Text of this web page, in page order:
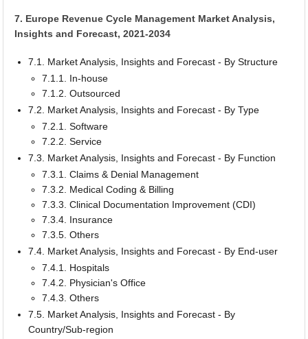
7. Europe Revenue Cycle Management Market Analysis,
Insights and Forecast, 2021-2034
7.1. Market Analysis, Insights and Forecast - By Structure
7.1.1. In-house
7.1.2. Outsourced
7.2. Market Analysis, Insights and Forecast - By Type
7.2.1. Software
7.2.2. Service
7.3. Market Analysis, Insights and Forecast - By Function
7.3.1. Claims & Denial Management
7.3.2. Medical Coding & Billing
7.3.3. Clinical Documentation Improvement (CDI)
7.3.4. Insurance
7.3.5. Others
7.4. Market Analysis, Insights and Forecast - By End-user
7.4.1. Hospitals
7.4.2. Physician's Office
7.4.3. Others
7.5. Market Analysis, Insights and Forecast - By
Country/Sub-region